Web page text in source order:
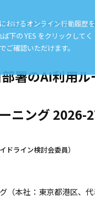
年 マネジメント層が自部
署のAI利用
ニング
ドライン検討会委員）
（本社：東京都港区、
おけるオンライン行動履歴を
下の YES をクリックしてく
でご確認いただけます。